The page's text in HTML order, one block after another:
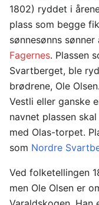
1802) ryddet i
plass som begge
sønnesønns
Fagernes. Plassen
Svartberget, ble
brødrene, Ole
Vestli eller ganske
navnet plassen
med Olas-torpet.
som Nordre
Ved folketellingen
men Ole Olsen er